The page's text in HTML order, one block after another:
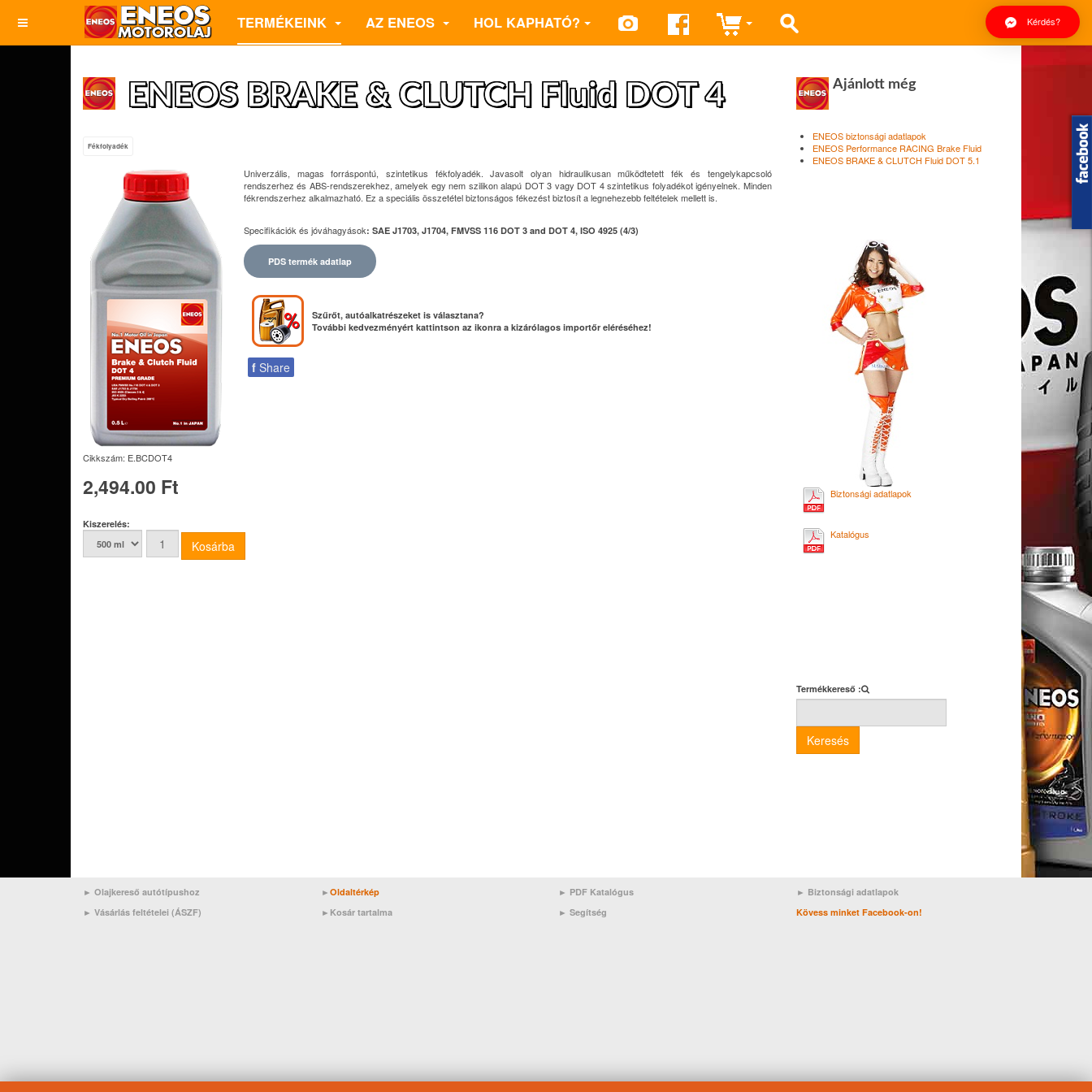
Kérdés?
TERMÉKEINK AZ ENEOS HOL KAPHATÓ?
ENEOS BRAKE & CLUTCH Fluid DOT 4
Fékfolyadék
Univerzális, magas forráspontú, szintetikus fékfolyadék. Javasolt olyan hidraulikusan működtetett fék és tengelykapcsoló
rendszerhez és ABS-rendszerekhez, amelyek egy nem szilikon alapú DOT 3 vagy DOT 4 szintetikus folyadékot igényelnek. Minden
fékrendszerhez alkalmazható. Ez a speciális összetétel biztonságos fékezést biztosít a legnehezebb feltételek mellett is.
Specifikációk és jóváhagyások: SAE J1703, J1704, FMVSS 116 DOT 3 and DOT 4, ISO 4925 (4/3)
PDS termék adatlap
Szűrőt, autóalkatrészeket is választana?
További kedvezményért kattintson az ikonra a kizárólagos importőr eléréséhez!
f Share
Cikkszám: E.BCDOT4
2,494.00 Ft
Kiszerelés:
Ajánlott még
ENEOS biztonsági adatlapok
ENEOS Performance RACING Brake Fluid
ENEOS BRAKE & CLUTCH Fluid DOT 5.1
Biztonsági adatlapok
Katalógus
Termékkereső :
Keresés
► Olajkereső autótípushoz
► Vásárlás feltételei (ÁSZF)
► Oldaltérkép
► Kosár tartalma
► PDF Katalógus
► Segítség
► Biztonsági adatlapok
Kövess minket Facebook-on!